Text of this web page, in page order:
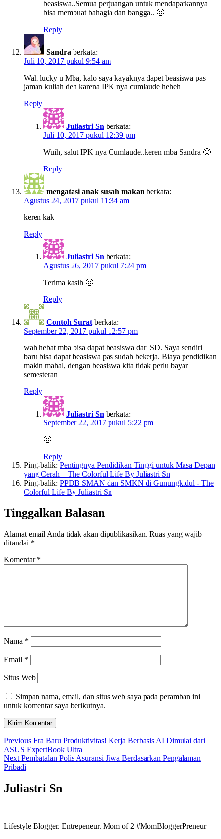
beasiswa..Semua perjuangan untuk mendapatkannya
bisa membuat bahagia dan bangga.. 🙂
Reply
Sandra berkata:
Juli 10, 2017 pukul 9:54 am
Wah lucky u Mba, kalo saya kayaknya dapet beasiswa pas
jaman kuliah deh karena IPK nya cumlaude heheh
Reply
Juliastri Sn berkata:
Juli 10, 2017 pukul 12:39 pm
Wuih, salut IPK nya Cumlaude..keren mba Sandra 🙂
Reply
mengatasi anak susah makan berkata:
Agustus 24, 2017 pukul 11:34 am
keren kak
Reply
Juliastri Sn berkata:
Agustus 26, 2017 pukul 7:24 pm
Terima kasih 🙂
Reply
Contoh Surat berkata:
September 22, 2017 pukul 12:57 pm
wah hebat mba bisa dapat beasiswa dari SD. Saya sendiri
baru bisa dapat beasiswa pas sudah bekerja. Biaya pendidikan
makin mahal, dengan beasiswa kita tidak perlu bayar
semesteran
Reply
Juliastri Sn berkata:
September 22, 2017 pukul 5:22 pm
🙂
Reply
Ping-balik: Pentingnya Pendidikan Tinggi untuk Masa Depan
yang Cerah – The Colorful Life By Juliastri Sn
Ping-balik: PPDB SMAN dan SMKN di Gunungkidul - The
Colorful Life By Juliastri Sn
Tinggalkan Balasan
Alamat email Anda tidak akan dipublikasikan. Ruas yang wajib
ditandai *
Komentar *
Nama *
Email *
Situs Web
Simpan nama, email, dan situs web saya pada peramban ini
untuk komentar saya berikutnya.
Navigasi
pos
Previous Previous
post:
Era Baru Produktivitas! Kerja Berbasis AI Dimulai dari
ASUS ExpertBook Ultra
Next Next
post:
Pembatalan Polis Asuransi Jiwa Berdasarkan Pengalaman
Pribadi
Juliastri Sn
Lifestyle Blogger. Entrepeneur. Mom of 2 #MomBloggerPreneur